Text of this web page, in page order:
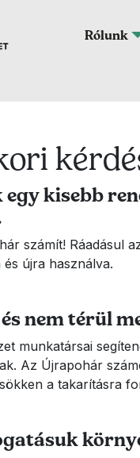
Fő navigáció
Rólunk
egy kisebb
számít! Ráadásul
újra használva.
nem térül
munkatársai
Az Újrapohár
a takarításra